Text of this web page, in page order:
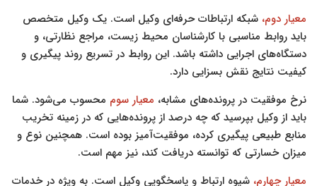
معیار دوم، شبکه ارتباطات حرفه‌ای وکیل است. یک وکیل متخصص
باید روابط مناسبی با کارشناسان محیط زیست، مراجع نظارتی، و
دستگاه‌های اجرایی داشته باشد. این روابط در تسریع روند پیگیری و
کیفیت نتایج نقش بسزایی دارد.
نرخ موفقیت در پرونده‌های مشابه، معیار سوم محسوب می‌شود. شما
باید از وکیل بپرسید که چه درصد از پرونده‌هایی که در زمینه تخریب
منابع طبیعی پیگیری کرده، موفقیت‌آمیز بوده است. همچنین نوع و
میزان خسارتی که توانسته دریافت کند، نیز مهم است.
معیار چهارم، شیوه ارتباط و پاسخگویی وکیل است. به ویژه در خدمات